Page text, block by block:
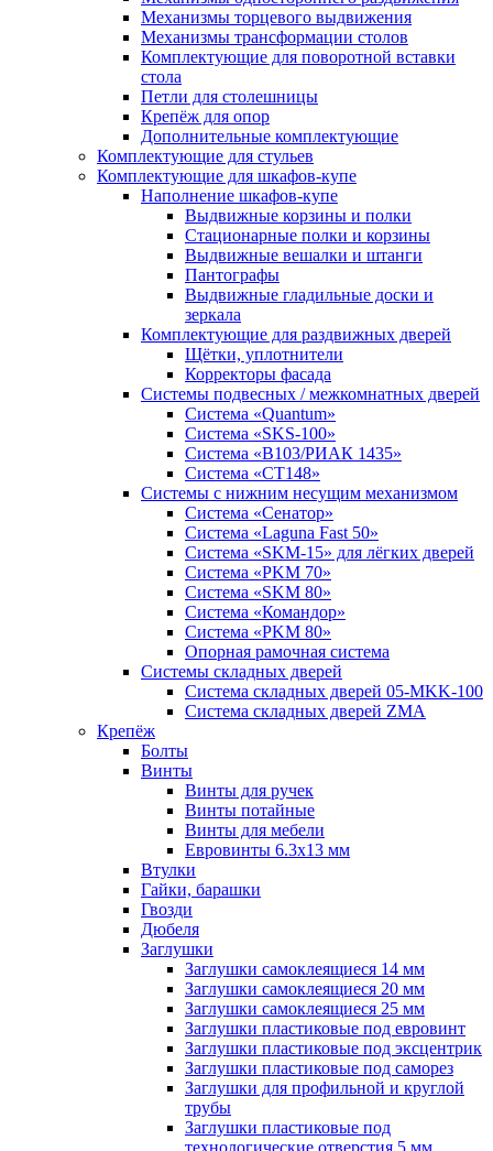
Механизмы торцевого выдвижения
Механизмы трансформации столов
Комплектующие для поворотной вставки
стола
Петли для столешницы
Крепёж для опор
Дополнительные комплектующие
Комплектующие для стульев
Комплектующие для шкафов-купе
Наполнение шкафов-купе
Выдвижные корзины и полки
Стационарные полки и корзины
Выдвижные вешалки и штанги
Пантографы
Выдвижные гладильные доски и
зеркала
Комплектующие для раздвижных дверей
Щётки, уплотнители
Корректоры фасада
Системы подвесных / межкомнатных дверей
Система «Quantum»
Система «SKS-100»
Система «B103/РИАК 1435»
Система «СТ148»
Системы с нижним несущим механизмом
Система «Сенатор»
Система «Laguna Fast 50»
Система «SKM-15» для лёгких дверей
Система «PKM 70»
Система «SKM 80»
Система «Командор»
Система «PKM 80»
Опорная рамочная система
Системы складных дверей
Система складных дверей 05-MKK-100
Система складных дверей ZMA
Крепёж
Болты
Винты
Винты для ручек
Винты потайные
Винты для мебели
Евровинты 6.3х13 мм
Втулки
Гайки, барашки
Гвозди
Дюбеля
Заглушки
Заглушки самоклеящиеся 14 мм
Заглушки самоклеящиеся 20 мм
Заглушки самоклеящиеся 25 мм
Заглушки пластиковые под евровинт
Заглушки пластиковые под эксцентрик
Заглушки пластиковые под саморез
Заглушки для профильной и круглой
трубы
Заглушки пластиковые под
технологические отверстия 5 мм